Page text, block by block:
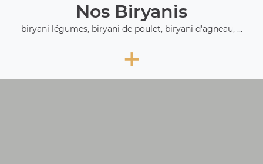
Nos Biryanis
biryani légumes, biryani de poulet, biryani d'agneau, ...
+